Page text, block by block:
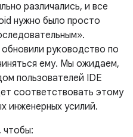
различались, и все
нужно было просто
руководство по
ему. Мы ожидаем,
пользователей IDE
соответствовать этому
инженерных усилий.
чтобы: